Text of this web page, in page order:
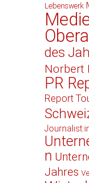
Lebenswerk
des
Norbert
PR
Report
n
Jahres